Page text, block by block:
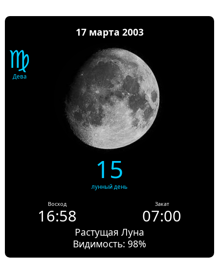
17 марта 2003
♍
Дева
15
лунный день
Восход
16:58
Закат
07:00
Растущая Луна
Видимость: 98%